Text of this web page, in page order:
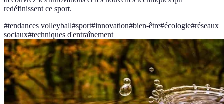
redéfinissent ce sport.
#tendances volleyball#sport#innovation#bien-être#écologie#réseaux
sociaux#techniques d'entraînement